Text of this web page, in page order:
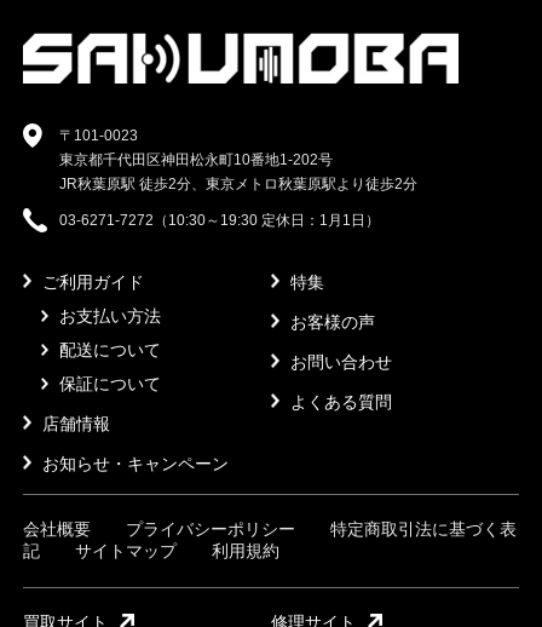
〒101-0023
東京都千代田区神田松永町10番地1-202号
JR秋葉原駅 徒歩2分、東京メトロ秋葉原駅より徒歩2分
03-6271-7272（10:30～19:30 定休日：1月1日）
ご利用ガイド
お支払い方法
配送について
保証について
店舗情報
お知らせ・キャンペーン
特集
お客様の声
お問い合わせ
よくある質問
会社概要 プライバシーポリシー
特定商取引法に基づく表
記
サイトマップ 利用規約
買取サイト 修理サイト